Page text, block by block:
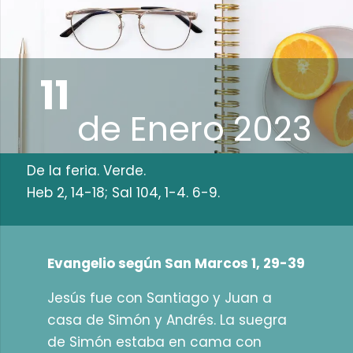
11
de Enero 2023
De la feria. Verde.
Heb 2, 14-18; Sal 104, 1-4. 6-9.
Evangelio según San Marcos 1, 29-39
Jesús fue con Santiago y Juan a
casa de Simón y Andrés. La suegra
de Simón estaba en cama con